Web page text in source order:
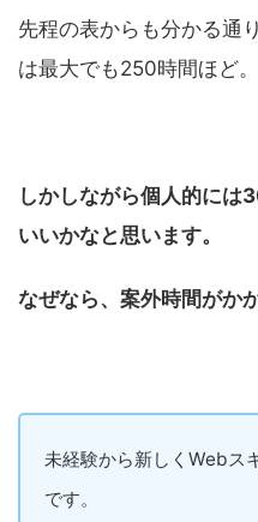
先程の表からも分かる通
は最大でも250時間ほど。
しかしながら個人的には
いいかなと思います。
なぜなら、案外時間がか
未経験から新しくWebス
です。